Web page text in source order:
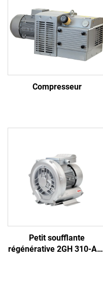
Compresseur
Petit soufflante
régénérative 2GH 310-A11